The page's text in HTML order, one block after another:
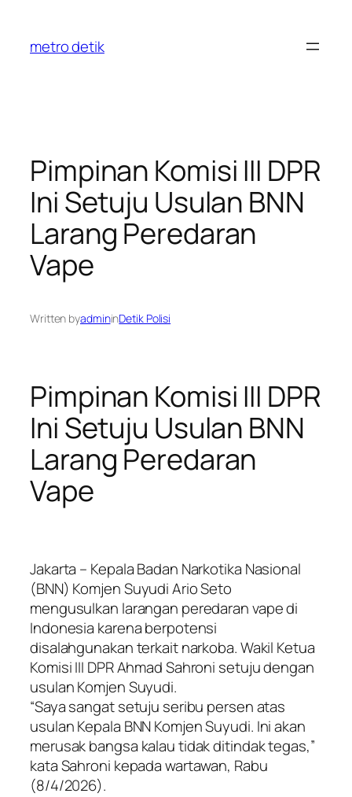
content
metro detik
Pimpinan Komisi III DPR
Ini Setuju Usulan BNN
Larang Peredaran
Vape
Written byadmininDetik Polisi
Pimpinan Komisi III DPR
Ini Setuju Usulan BNN
Larang Peredaran
Vape
Jakarta – Kepala Badan Narkotika Nasional
(BNN) Komjen Suyudi Ario Seto
mengusulkan larangan peredaran vape di
Indonesia karena berpotensi
disalahgunakan terkait narkoba. Wakil Ketua
Komisi III DPR Ahmad Sahroni setuju dengan
usulan Komjen Suyudi.
“Saya sangat setuju seribu persen atas
usulan Kepala BNN Komjen Suyudi. Ini akan
merusak bangsa kalau tidak ditindak tegas,”
kata Sahroni kepada wartawan, Rabu
(8/4/2026).